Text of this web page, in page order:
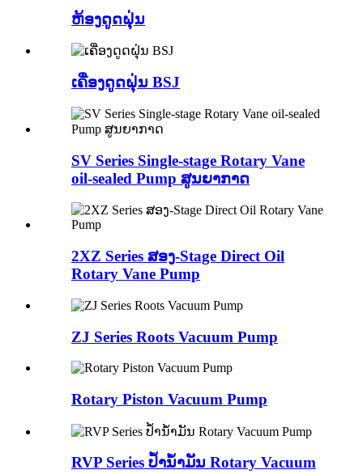
ຫ້ອງດູດຝຸ່ນ
ເຄື່ອງດູດຝຸ່ນ BSJ
SV Series Single-stage Rotary Vane
oil-sealed Pump ສູນຍາກາດ
2XZ Series ສອງ-Stage Direct Oil
Rotary Vane Pump
ZJ Series Roots Vacuum Pump
Rotary Piston Vacuum Pump
RVP Series ປ້ຳນ້ຳມັນ Rotary Vacuum